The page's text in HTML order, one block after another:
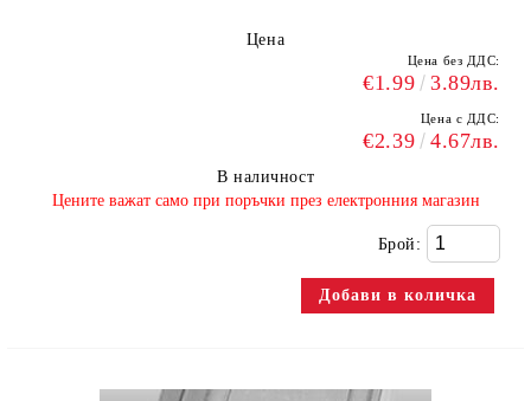
Цена
Цена без ДДС:
€1.99 3.89лв.
Цена с ДДС:
€2.39 4.67лв.
В наличност
​Цените важат само при поръчки през електронния магазин
Брой: